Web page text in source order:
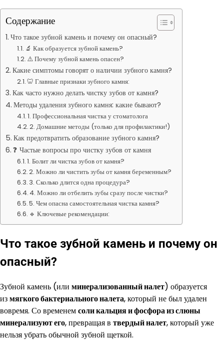
Содержание
Что такое зубной камень и почему он опасный?
🔬 Как образуется зубной камень?
⚠️ Почему зубной камень опасен?
Какие симптомы говорят о наличии зубного камня?
🦷 Главные признаки зубного камня:
Как часто нужно делать чистку зубов от камня?
Методы удаления зубного камня: какие бывают?
1. Профессиональная чистка у стоматолога
2. Домашние методы (только для профилактики!)
Как предотвратить образование зубного камня?
❓ Частые вопросы про чистку зубов от камня
1. Болит ли чистка зубов от камня?
2. Можно ли чистить зубы от камня беременным?
3. Сколько длится одна процедура?
4. Можно ли отбелить зубы сразу после чистки?
5. Чем опасна самостоятельная чистка камня?
🔹 Ключевые рекомендации:
Что такое зубной камень и почему он
опасный?
Зубной камень (или минерализованный налет) образуется
измягкого бактериального налета, который не был удален
вовремя. Со временемсоли кальция и фосфора из слюны
минерализуют его, превращая в твердый налет, который уже
нельзя убрать обычной зубной щеткой.